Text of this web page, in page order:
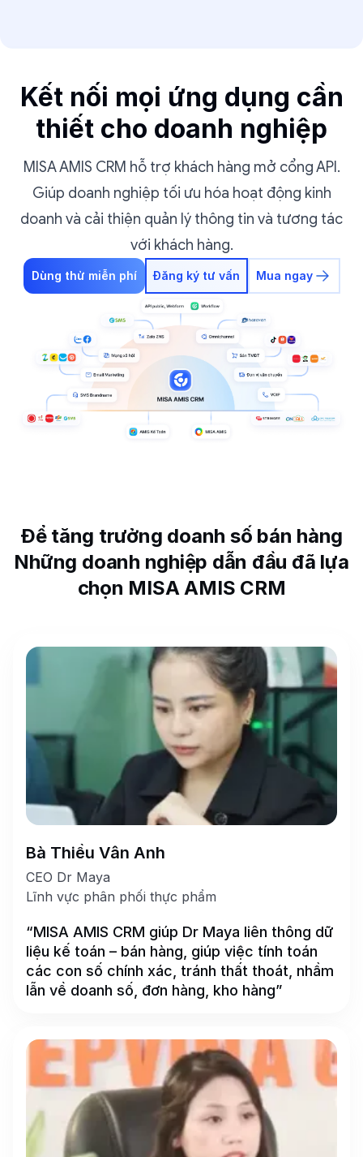
Kết nối mọi ứng dụng cần
thiết cho doanh nghiệp
MISA AMIS CRM hỗ trợ khách hàng mở cổng API.
Giúp doanh nghiệp tối ưu hóa hoạt động kinh
doanh và cải thiện quản lý thông tin và tương tác
với khách hàng.
Dùng thử miễn phí Đăng ký tư vấn Mua ngay
Để tăng trưởng doanh số bán hàng
Những doanh nghiệp dẫn đầu đã lựa
chọn MISA AMIS CRM
Bà Thiều Vân Anh
CEO Dr Maya
Lĩnh vực phân phối thực phẩm
“MISA AMIS CRM giúp Dr Maya liên thông dữ
liệu kế toán – bán hàng, giúp việc tính toán
các con số chính xác, tránh thất thoát, nhầm
lẫn về doanh số, đơn hàng, kho hàng”